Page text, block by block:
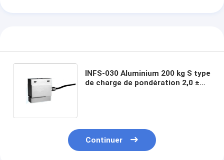
INFS-030 Aluminium 200 kg S type
de charge de pondération 2,0 ±
Continuer